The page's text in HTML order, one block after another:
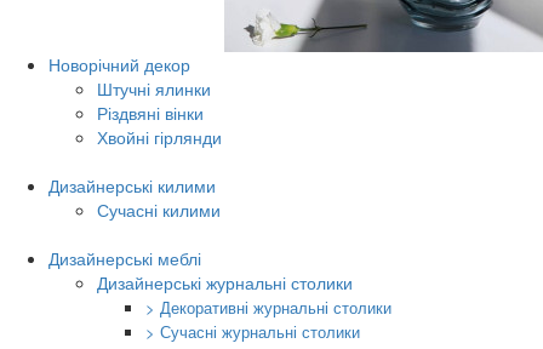
Новорічний декор
Штучні ялинки
Різдвяні вінки
Хвойні гірлянди
Дизайнерські килими
Сучасні килими
Дизайнерські меблі
Дизайнерські журнальні столики
> Декоративні журнальні столики
> Сучасні журнальні столики